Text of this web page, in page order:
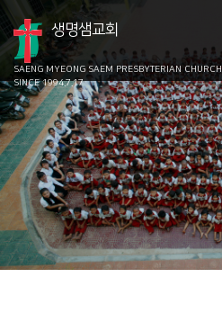
생명샘교회
SAENG MYEONG SAEM PRESBYTERIAN CHURCH
SINCE 1994.7.17